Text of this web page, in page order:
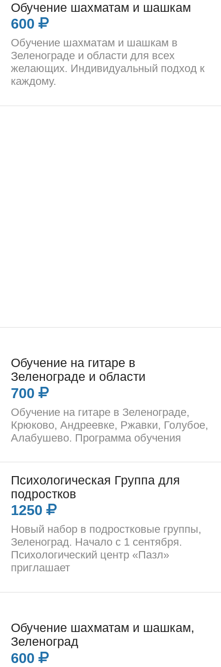
Обучение шахматам и шашкам
600
Обучение шахматам и шашкам в
Зеленограде и области для всех
желающих. Индивидуальный подход к
каждому.
Обучение на гитаре в
Зеленограде и области
700
Обучение на гитаре в Зеленограде,
Крюково, Андреевке, Ржавки, Голубое,
Алабушево. Программа обучения
Психологическая Группа для
подростков
1250
Новый набор в подростковые группы,
Зеленоград. Начало с 1 сентября.
Психологический центр «Пазл»
приглашает
Обучение шахматам и шашкам,
Зеленоград
600